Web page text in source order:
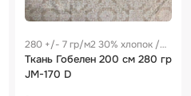
280 +/- 7 гр/м2 30% хлопок /
70% полиэстер 0.22 м
Ткань Гобелен 200 см 280 гр
JM-170 D